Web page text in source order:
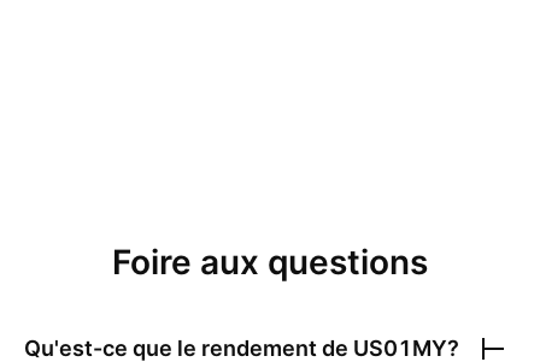
Foire aux questions
Qu'est-ce que le rendement de US01MY?